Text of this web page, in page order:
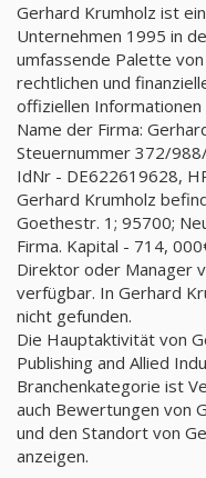
Gerhard Krumholz ist
Unternehmen 1995 in
umfassende Palette
rechtlichen und
offiziellen Informationen
Name der Firma:
Steuernummer 372/
IdNr - DE622619628,
Gerhard Krumholz
Goethestr. 1; 95700;
Firma. Kapital - 714,
Direktor oder Manager
verfügbar. In Gerhard
nicht gefunden.
Die Hauptaktivität von
Publishing and Allied
Branchenkategorie ist
auch Bewertungen von
und den Standort von
anzeigen.